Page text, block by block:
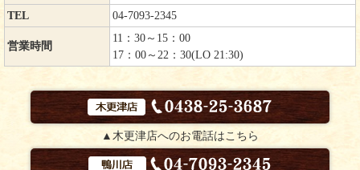
TEL
04-7093-2345
営業時間
11：30～15：00
17：00～22：30(LO 21:30)
▲木更津店へのお電話はこちら